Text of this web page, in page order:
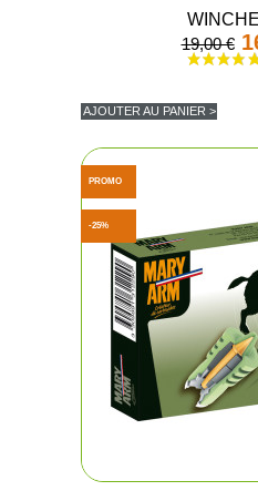
19,00 €
AJOUTER AU PANIER >
PROMO
-25%